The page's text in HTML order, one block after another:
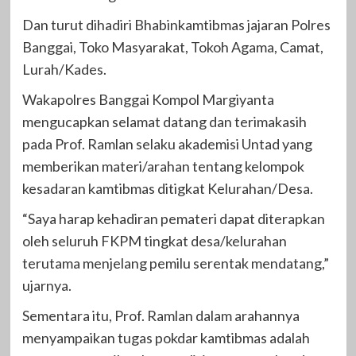
Dan turut dihadiri Bhabinkamtibmas jajaran Polres
Banggai, Toko Masyarakat, Tokoh Agama, Camat,
Lurah/Kades.
Wakapolres Banggai Kompol Margiyanta
mengucapkan selamat datang dan terimakasih
pada Prof. Ramlan selaku akademisi Untad yang
memberikan materi/arahan tentang kelompok
kesadaran kamtibmas ditigkat Kelurahan/Desa.
“Saya harap kehadiran pemateri dapat diterapkan
oleh seluruh FKPM tingkat desa/kelurahan
terutama menjelang pemilu serentak mendatang,”
ujarnya.
Sementara itu, Prof. Ramlan dalam arahannya
menyampaikan tugas pokdar kamtibmas adalah